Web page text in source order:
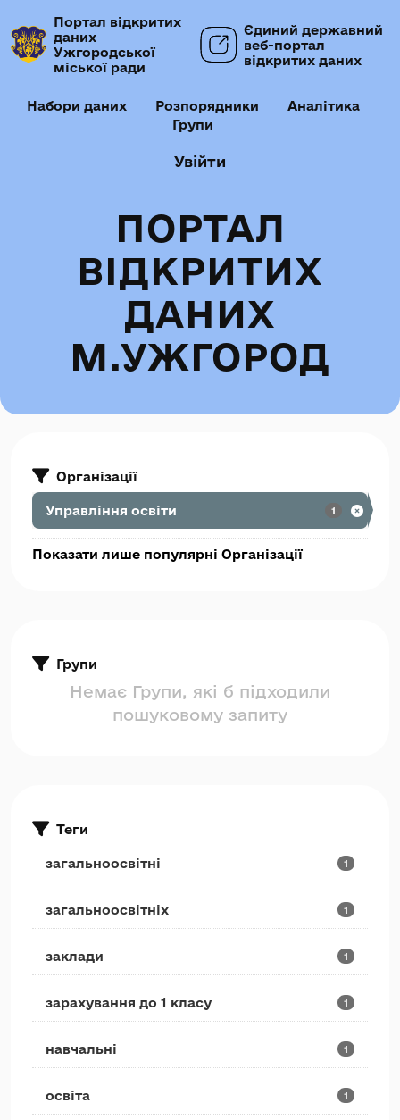
Портал відкритих
даних
Ужгородської
міської ради
Єдиний державний
веб-портал
відкритих даних
Набори даних Розпорядники
Аналітика
Групи
Увійти
ПОРТАЛ
ВІДКРИТИХ
ДАНИХ
М.УЖГОРОД
Організації
Управління освіти 1
Показати лише популярні Організації
Групи
Немає Групи, які б підходили
пошуковому запиту
Теги
загальноосвітні 1
загальноосвітніх 1
заклади 1
зарахування до 1 класу 1
навчальні 1
освіта 1